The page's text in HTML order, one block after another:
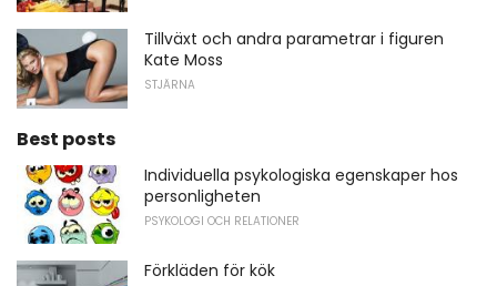
Tillväxt och andra parametrar i figuren
Kate Moss
STJÄRNA
Best posts
Individuella psykologiska egenskaper hos
personligheten
PSYKOLOGI OCH RELATIONER
Förkläden för kök